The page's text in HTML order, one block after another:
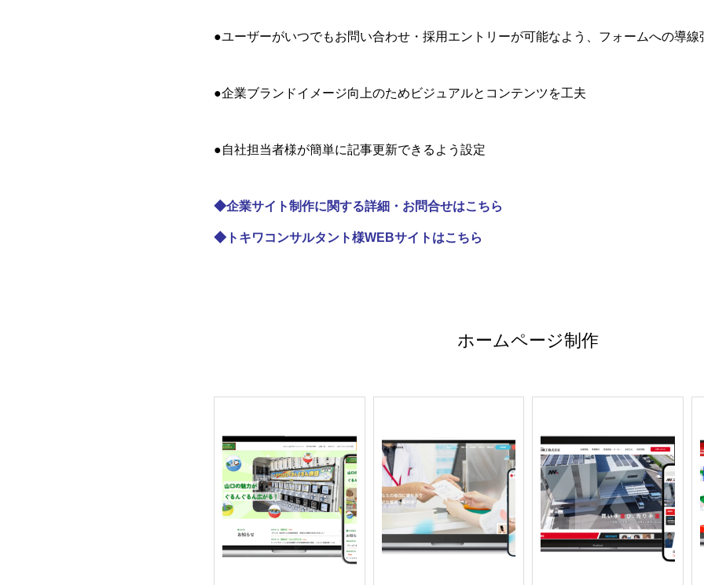
●ユーザーがいつでもお問い合わせ・採用エントリーが可能なよう、フォームへの導線
●企業ブランドイメージ向上のためビジュアルとコンテンツを工夫
●自社担当者様が簡単に記事更新できるよう設定
◆企業サイト制作に関する詳細・お問合せはこちら
◆ トキワコンサルタント様WEBサイトはこちら
ホームページ制作